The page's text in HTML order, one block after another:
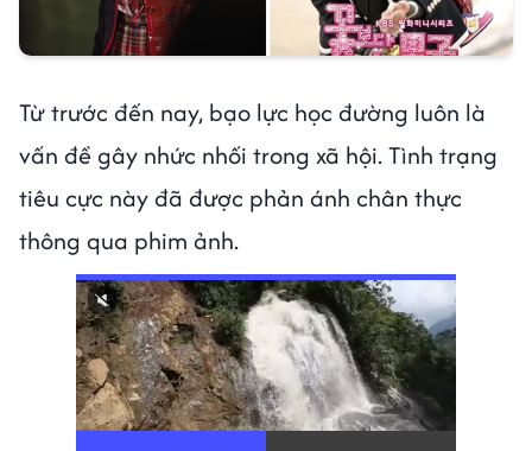
Từ trước đến nay, bạo lực học đường luôn là
vấn đề gây nhức nhối trong xã hội. Tình trạng
tiêu cực này đã được phản ánh chân thực
thông qua phim ảnh.